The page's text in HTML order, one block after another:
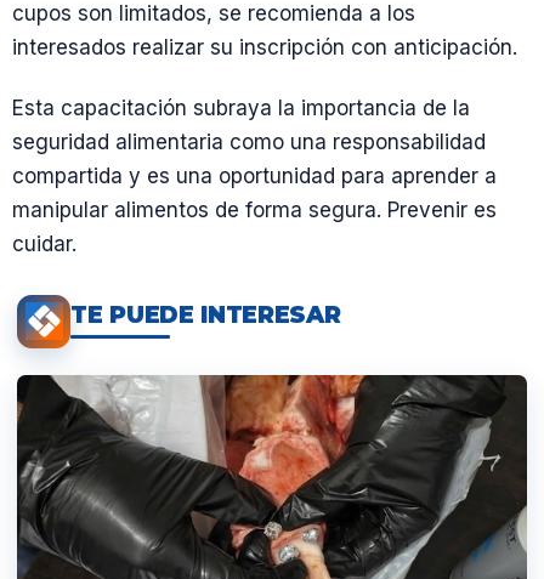
cupos son limitados, se recomienda a los
interesados realizar su inscripción con anticipación.
Esta capacitación subraya la importancia de la
seguridad alimentaria como una responsabilidad
compartida y es una oportunidad para aprender a
manipular alimentos de forma segura. Prevenir es
cuidar.
TE PUEDE INTERESAR